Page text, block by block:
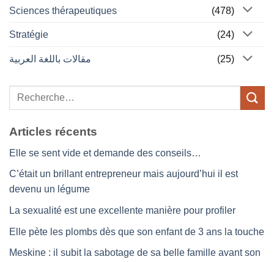
Sciences thérapeutiques (478)
Stratégie (24)
مقالات باللغة العربية (25)
Articles récents
Elle se sent vide et demande des conseils…
C’était un brillant entrepreneur mais aujourd’hui il est
devenu un légume
La sexualité est une excellente manière pour profiler
Elle pète les plombs dès que son enfant de 3 ans la touche
Meskine : il subit la sabotage de sa belle famille avant son